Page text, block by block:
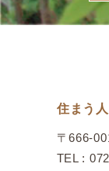
住まう
〒666-
TEL :